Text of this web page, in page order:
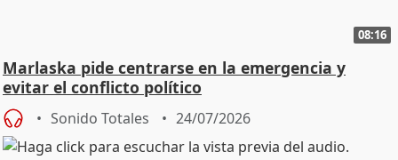
08:16
Marlaska pide centrarse en la emergencia y
evitar el conflicto político
Sonido Totales 24/07/2026